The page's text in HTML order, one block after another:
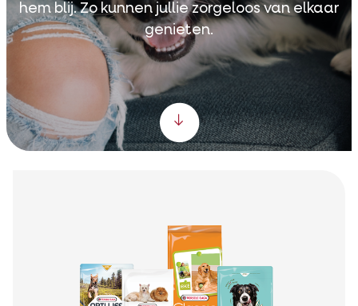
hem blij. Zo kunnen jullie zorgeloos van elkaar
genieten.
Scroll down